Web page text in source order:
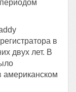
в
двух лет. В
американском